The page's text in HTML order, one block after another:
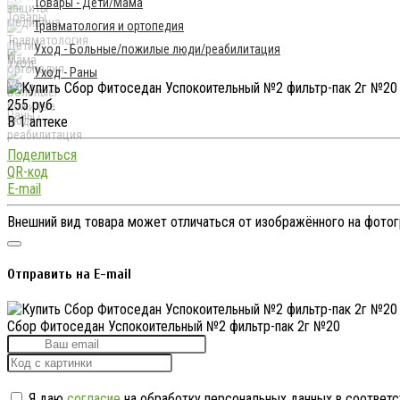
Травматология и ортопедия
Уход - Больные/пожилые люди/реабилитация
Уход - Раны
255 руб.
В 1 аптеке
Поделиться
QR-код
E-mail
Внешний вид товара может отличаться от изображённого на
Отправить на E-mail
Сбор Фитоседан Успокоительный №2 фильтр-пак 2г №20